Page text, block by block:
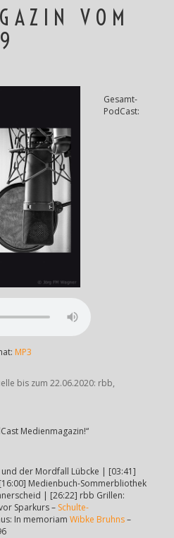
VOM
Gesamt-
PodCast:
MP3
bis zum 22.06.2020: rbb,
Medienmagazin!“
und der Mordfall Lübcke | [03:41]
Medienbuch-Sommerbliothek
| [26:22] rbb Grillen:
Sparkurs – Schulte-
In memoriam Wibke Bruhns–